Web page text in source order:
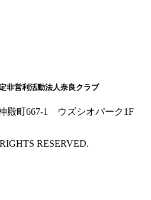
非営利活動法人奈良クラブ
殿町667-1
ウズシオパーク1F
RESERVED.